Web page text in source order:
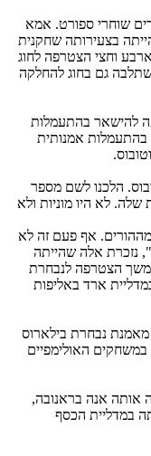
שוחרי ספורט. אמא
בצעירותה שחקנית
וחצי הצטרפה לחוג
גם בחוג להחלקה
בהתעמלות
אמנותית
הלכנו לשם מספר
לא היו מוניות ולא
אף פעם זה לא
אלה שהייתה
(אישי) עד גיל 15, ובהמשך הצטרפה לנבחרת
ארד באליפות
נבחרת בילארוס
האולימפיים
אנה בראנובה,
הכסף